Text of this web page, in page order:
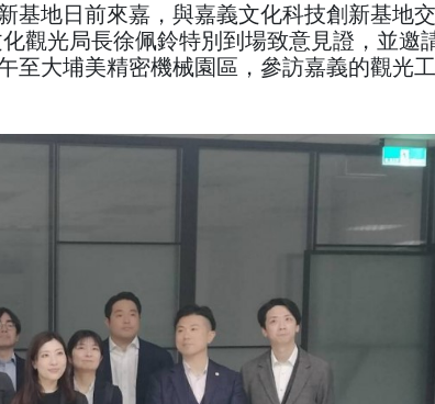
基地日前來嘉，與嘉義文化科技創新基地交
觀光局長徐佩鈴特別到場致意見證，並邀
至大埔美精密機械園區，參訪嘉義的觀光工